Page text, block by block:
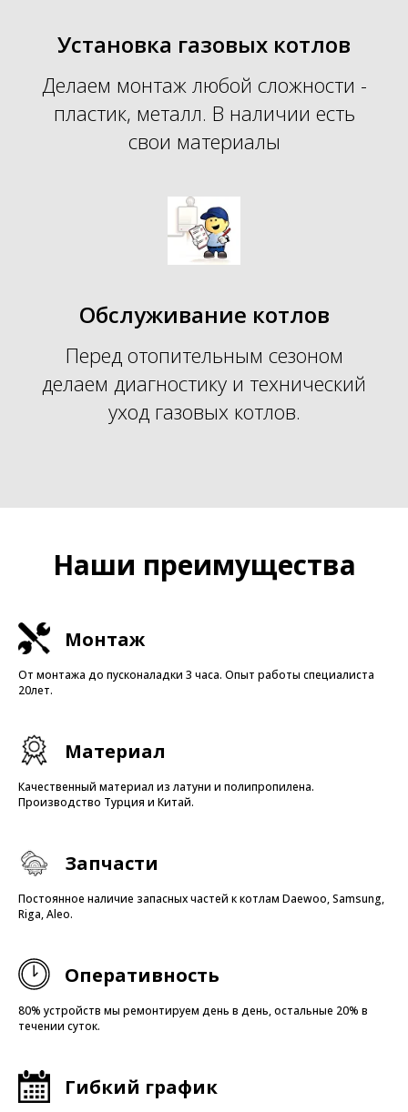
Установка газовых котлов
Делаем монтаж любой сложности -
пластик, металл. В наличии есть
свои материалы
Обслуживание котлов
Перед отопительным сезоном
делаем диагностику и технический
уход газовых котлов.
Наши преимущества
Монтаж
От монтажа до пусконаладки 3 часа. Опыт работы специалиста
20лет.
Материал
Качественный материал из латуни и полипропилена.
Производство Турция и Китай.
Запчасти
Постоянное наличие запасных частей к котлам Daewoo, Samsung,
Riga, Aleo.
Оперативность
80% устройств мы ремонтируем день в день, остальные 20% в
течении суток.
Гибкий график